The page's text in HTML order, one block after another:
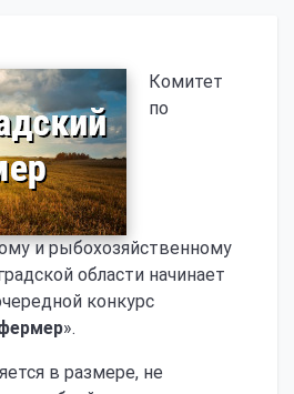
Комитет
по
и рыбохозяйственному
области начинает
конкурс
».
в размере, не